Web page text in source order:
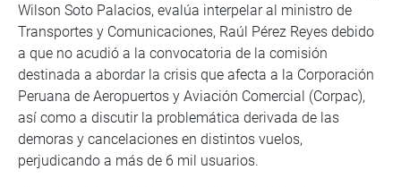
Wilson Soto Palacios, evalúa interpelar al ministro de
Transportes y Comunicaciones, Raúl Pérez Reyes debido
a que no acudió a la convocatoria de la comisión
destinada a abordar la crisis que afecta a la Corporación
Peruana de Aeropuertos y Aviación Comercial (Corpac),
así como a discutir la problemática derivada de las
demoras y cancelaciones en distintos vuelos,
perjudicando a más de 6 mil usuarios.